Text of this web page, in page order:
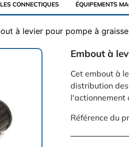
CONNECTIQUES ÉQUIPEMENTS
à levier pour pompe à
Embout à
Cet embout à
distribution
l'actionnement
Référence du